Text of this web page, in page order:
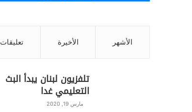
الأشهر الأخيرة تعليقات
تلفزيون لبنان يبدأ البث
التعليمي غدا
مارس 19, 2020